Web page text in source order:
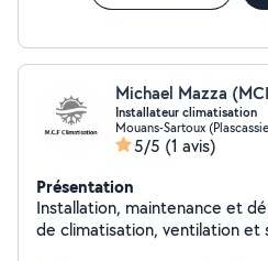
Michael Mazza
Installateur climatisation
Mouans-Sartoux
5/5 (1 avis)
Présentation
Installation, maintenance et
de climatisation, ventilation et